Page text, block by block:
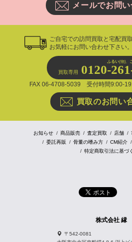
メールでお問
ご自宅での訪問買取と宅配買
お気軽にお問い合わせ下さい。
ふるい(物)、
買取専用 0120-
FAX 06-4708-5039 受付時間9:00-
買取のお問い
お知らせ 商品販売 査定買取 店舗
委託再販
骨董の嗜み方 CM紹介
特定商取引法に基づ
株式会社 縁
〒542-0081